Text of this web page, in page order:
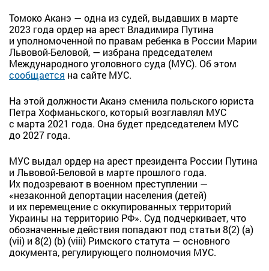
Томоко Аканэ — одна из судей, выдавших в марте
2023 года ордер на арест Владимира Путина
и уполномоченной по правам ребенка в России Марии
Львовой-Беловой, — избрана председателем
Международного уголовного суда (МУС). Об этом
сообщается на сайте МУС.
На этой должности Аканэ сменила польского юриста
Петра Хофманьского, который возглавлял МУС
с марта 2021 года. Она будет председателем МУС
до 2027 года.
МУС выдал ордер на арест президента России Путина
и Львовой-Беловой в марте прошлого года.
Их подозревают в военном преступлении —
«незаконной депортации населения (детей)
и их перемещение с оккупированных территорий
Украины на территорию РФ». Суд подчеркивает, что
обозначенные действия попадают под статьи 8(2) (a)
(vii) и 8(2) (b) (viii) Римского статута — основного
документа, регулирующего полномочия МУС.